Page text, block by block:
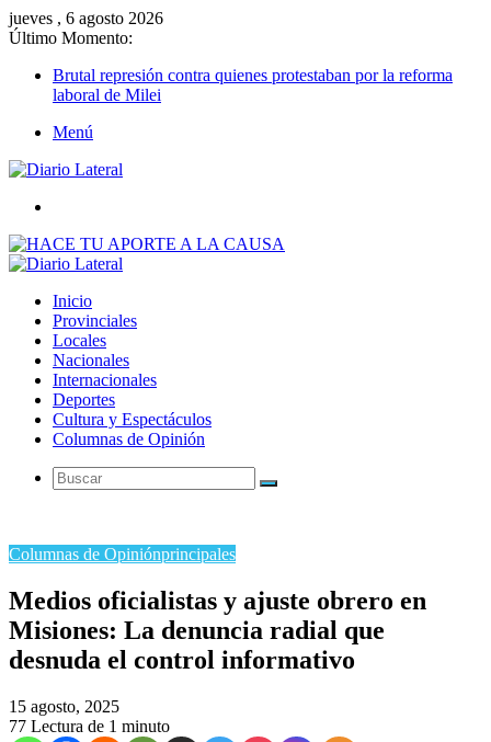
jueves , 6 agosto 2026
Último Momento:
Brutal represión contra quienes protestaban por la reforma
laboral de Milei
Menú
Inicio
Provinciales
Locales
Nacionales
Internacionales
Deportes
Cultura y Espectáculos
Columnas de Opinión
Buscar
Columnas de Opiniónprincipales
Medios oficialistas y ajuste obrero en
Misiones: La denuncia radial que
desnuda el control informativo
15 agosto, 2025
77 Lectura de 1 minuto